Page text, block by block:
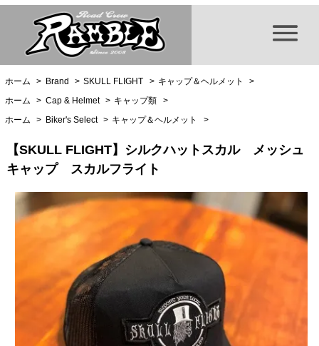
ホーム > Brand > SKULL FLIGHT > キャップ＆ヘルメット
>
ホーム
> Cap & Helmet > キャップ類
>
ホーム
> Biker's Select > キャップ＆ヘルメット >
【SKULL FLIGHT】シルクハットスカル メッシュ
キャップ スカルフライト